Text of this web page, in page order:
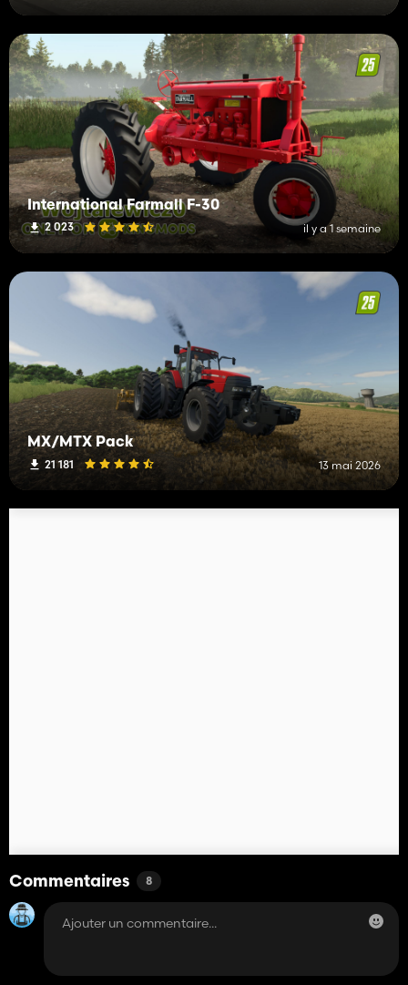
International Farmall F-30
2 023 il y a 1 semaine
MX/MTX Pack
21 181 13 mai 2026
Commentaires 8